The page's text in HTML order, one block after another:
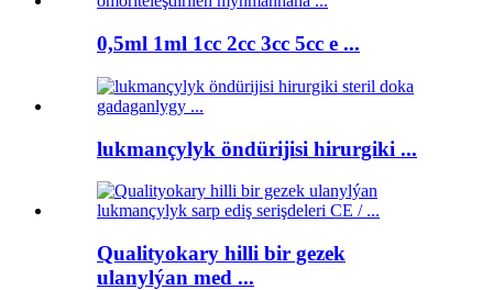
0,5ml 1ml 1cc 2cc 3cc 5cc e ...
lukmançylyk öndürijisi hirurgiki ...
Qualityokary hilli bir gezek
ulanylýan med ...